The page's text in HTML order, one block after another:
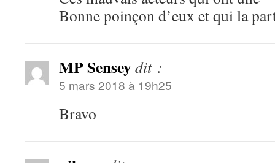
Bonne poinçon d’eux et qui la
MP Senseydit :
5 mars 2018 à 19h25
Bravo